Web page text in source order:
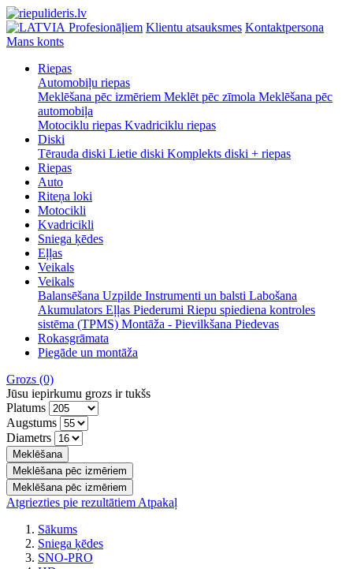
Profesionāļiem Klientu atsauksmes Kontaktpersona
Mans konts
Riepas
Automobiļu riepas
Meklēšana pēc izmēriem Meklēt pēc zīmola Meklēšana pēc
automobiļa
Motociklu riepas Kvadriciklu riepas
Diski
Tērauda diski Lietie diski Komplekts diski + riepas
Riepas
Auto
Riteņa loki
Motocikli
Kvadricikli
Sniega ķēdes
Eļļas
Veikals
Veikals
Balansēšana Uzpilde Instrumenti un balsti Labošana
Akumulators Eļļas Piederumi Riepu spiediena kontroles
sistēma (TPMS) Montāža - Pievilkšana Piedevas
Rokasgrāmata
Piegāde un montāža
Grozs (0)
Jūsu iepirkumu grozs ir tukšs
Platums
Augstums
Diametrs
Meklēšana
Meklēšana pēc izmēriem
Meklēšana pēc izmēriem
Atgriezties pie rezultātiem Atpakaļ
Sākums
Sniega ķēdes
SNO-PRO